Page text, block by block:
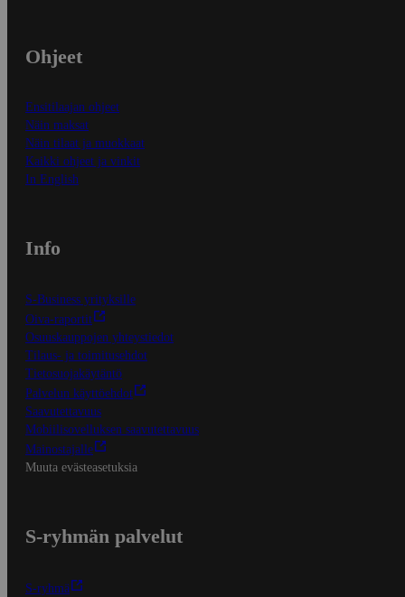
Ohjeet
Ensitilaajan ohjeet
Näin maksat
Näin tilaat ja muokkaat
Kaikki ohjeet ja vinkit
In English
Info
S-Business yrityksille
Oiva-raportit
Osuuskauppojen yhteystiedot
Tilaus- ja toimitusehdot
Tietosuojakäytäntö
Palvelun käyttöehdot
Saavutettavuus
Mobiilisovelluksen saavutettavuus
Mainostajalle
Muuta evästeasetuksia
S-ryhmän palvelut
S-ryhmä